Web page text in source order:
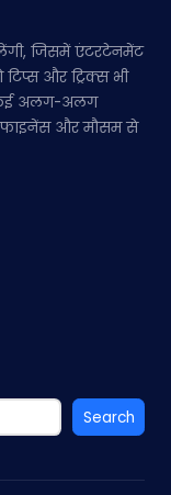
जिसमें एंटरटेनमेंट
और ट्रिक्स भी
कई अलग-अलग
फाइनेंस और मौसम से
Search